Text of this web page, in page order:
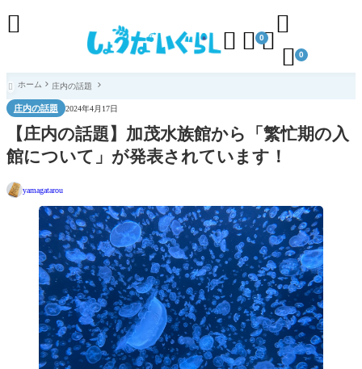
  0

 0

 ホーム 庄内の話題
庄内の話題 2024年4月17日
【庄内の話題】加茂水族館から「繁忙期の入
館について」が発表されています！
yamagatarou